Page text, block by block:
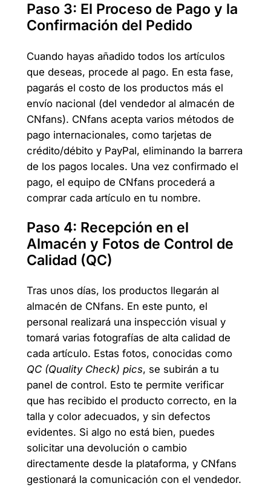
Paso 3: El Proceso de Pago y la
Confirmación del Pedido
Cuando hayas añadido todos los artículos
que deseas, procede al pago. En esta fase,
pagarás el costo de los productos más el
envío nacional (del vendedor al almacén de
CNfans). CNfans acepta varios métodos de
pago internacionales, como tarjetas de
crédito/débito y PayPal, eliminando la barrera
de los pagos locales. Una vez confirmado el
pago, el equipo de CNfans procederá a
comprar cada artículo en tu nombre.
Paso 4: Recepción en el
Almacén y Fotos de Control de
Calidad (QC)
Tras unos días, los productos llegarán al
almacén de CNfans. En este punto, el
personal realizará una inspección visual y
tomará varias fotografías de alta calidad de
cada artículo. Estas fotos, conocidas como
QC (Quality Check) pics, se subirán a tu
panel de control. Esto te permite verificar
que has recibido el producto correcto, en la
talla y color adecuados, y sin defectos
evidentes. Si algo no está bien, puedes
solicitar una devolución o cambio
directamente desde la plataforma, y CNfans
gestionará la comunicación con el vendedor.